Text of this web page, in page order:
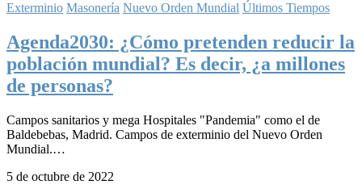
Exterminio Masonería Nuevo Orden Mundial Últimos Tiempos
Agenda2030: ¿Cómo pretenden reducir la
población mundial? Es decir, ¿a millones
de personas?
Campos sanitarios y mega Hospitales "Pandemia" como el de
Baldebebas, Madrid. Campos de exterminio del Nuevo Orden
Mundial.…
5 de octubre de 2022